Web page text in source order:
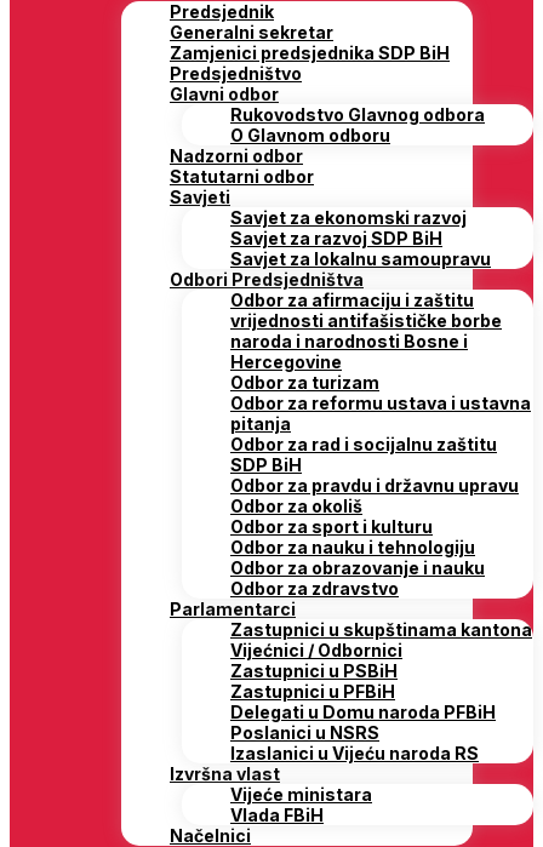
Predsjednik
Generalni sekretar
Zamjenici predsjednika SDP BiH
Predsjedništvo
Glavni odbor
Rukovodstvo Glavnog odbora
O Glavnom odboru
Nadzorni odbor
Statutarni odbor
Savjeti
Savjet za ekonomski razvoj
Savjet za razvoj SDP BiH
Savjet za lokalnu samoupravu
Odbori Predsjedništva
Odbor za afirmaciju i zaštitu
vrijednosti antifašističke borbe
naroda i narodnosti Bosne i
Hercegovine
Odbor za turizam
Odbor za reformu ustava i ustavna
pitanja
Odbor za rad i socijalnu zaštitu
SDP BiH
Odbor za pravdu i državnu upravu
Odbor za okoliš
Odbor za sport i kulturu
Odbor za nauku i tehnologiju
Odbor za obrazovanje i nauku
Odbor za zdravstvo
Parlamentarci
Zastupnici u skupštinama kantona
Vijećnici / Odbornici
Zastupnici u PSBiH
Zastupnici u PFBiH
Delegati u Domu naroda PFBiH
Poslanici u NSRS
Izaslanici u Vijeću naroda RS
Izvršna vlast
Vijeće ministara
Vlada FBiH
Načelnici